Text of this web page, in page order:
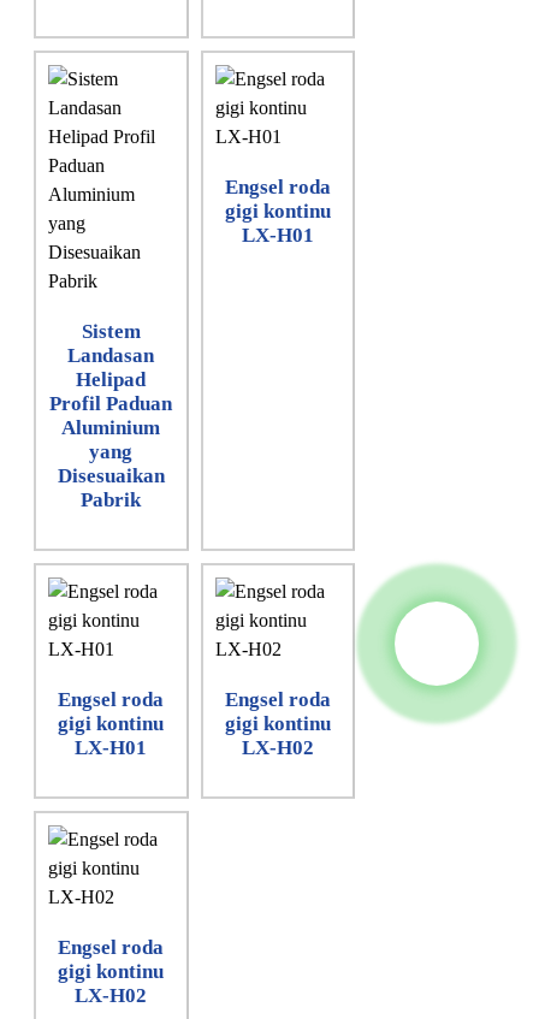
Sistem
Landasan
Helipad
Profil Paduan
Aluminium
yang
Disesuaikan
Pabrik
Engsel roda
gigi kontinu
LX-H01
Engsel roda
gigi kontinu
LX-H01
Engsel roda
gigi kontinu
LX-H02
Engsel roda
gigi kontinu
LX-H02